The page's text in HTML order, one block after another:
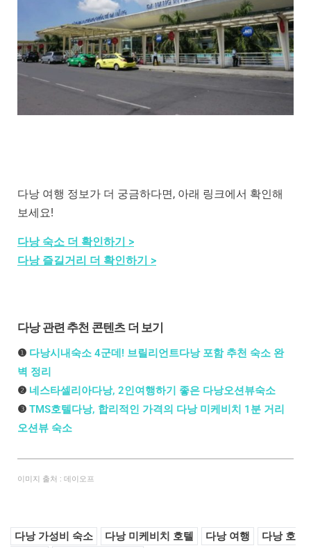
다낭 여행 정보가 더 궁금하다면, 아래 링크에서 확인해
보세요!
다낭 숙소 더 확인하기 >
다낭 즐길거리 더 확인하기 >
다낭 관련 추천 콘텐츠 더 보기
❶ 다낭시내숙소 4군데! 브릴리언트다낭 포함 추천 숙소 완
벽 정리
❷ 네스타셀리아다낭, 2인여행하기 좋은 다낭오션뷰숙소
❸ TMS호텔다낭, 합리적인 가격의 다낭 미케비치 1분 거리
오션뷰 숙소
이미지 출처 : 데이오프
다낭 가성비 숙소 다낭 미케비치 호텔 다낭 여행
다낭 호